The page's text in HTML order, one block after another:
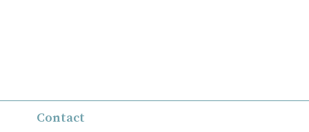
Contact